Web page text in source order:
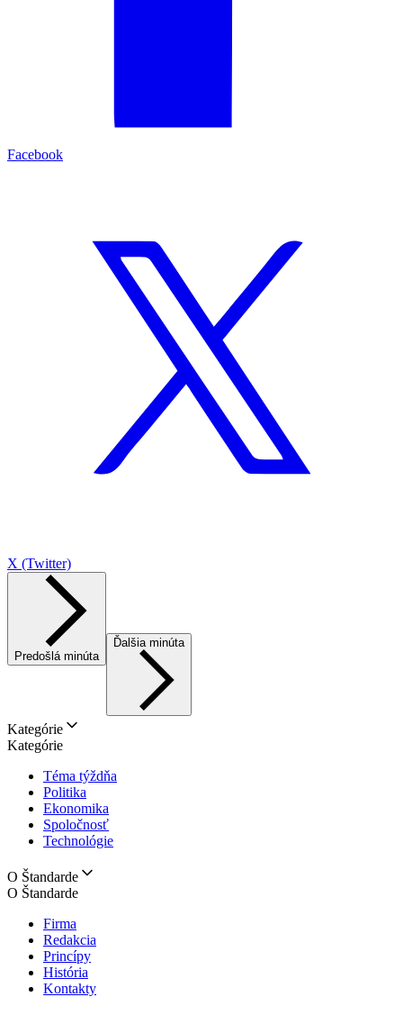
Facebook
X (Twitter)
Predošlá minúta
Ďalšia minúta
Kategórie
Kategórie
Téma týždňa
Politika
Ekonomika
Spoločnosť
Technológie
O Štandarde
O Štandarde
Firma
Redakcia
Princípy
História
Kontakty